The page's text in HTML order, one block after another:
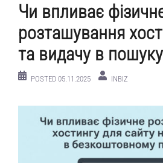
Чи впливає
розташування
та видачу в
POSTED 05.11.2025 INBIZ